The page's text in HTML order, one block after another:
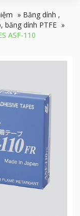
» Băng dính ,
băng dính PTFE »
ASF-110